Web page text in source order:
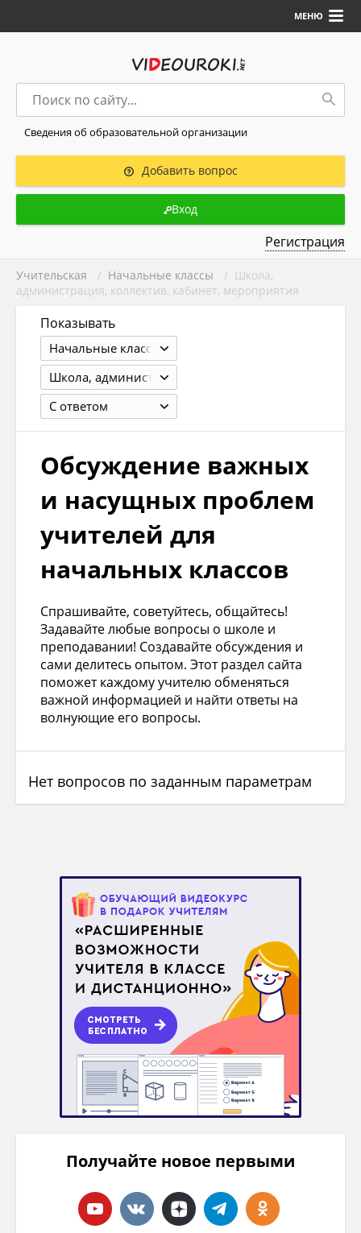
МЕНЮ
Сведения об образовательной организации
Добавить вопрос
Вход
Регистрация
Учительская / Начальные классы
/ Школа,
администрация, коллектив, кабинет, мероприятия
Показывать
Начальные классы
Школа, администрация, коллектив, кабинет, мероприятия
С ответом
Обсуждение важных
и насущных проблем
учителей для
начальных классов
Спрашивайте, советуйтесь, общайтесь!
Задавайте любые вопросы о школе и
преподавании! Создавайте обсуждения и
сами делитесь опытом. Этот раздел сайта
поможет каждому учителю обменяться
важной информацией и найти ответы на
волнующие его вопросы.
Нет вопросов по заданным параметрам
Получайте новое первыми